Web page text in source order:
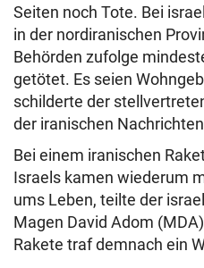
Seiten noch Tote. Bei
in der nordiranischen
Behörden zufolge
getötet. Es seien
schilderte der
der iranischen
Bei einem iranischen
Israels kamen wiederum
ums Leben, teilte der
Magen David Adom
Rakete traf demnach ein